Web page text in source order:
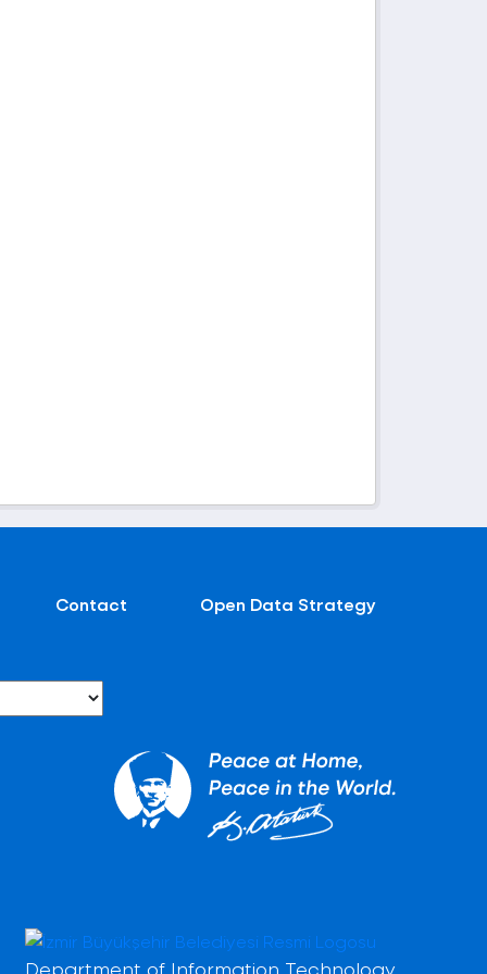
Contact Open Data Strategy
Department of Information Technology